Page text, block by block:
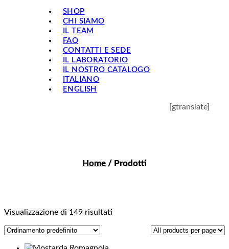
SHOP
CHI SIAMO
IL TEAM
FAQ
CONTATTI E SEDE
IL LABORATORIO
IL NOSTRO CATALOGO
ITALIANO
ENGLISH
[gtranslate]
Home / Prodotti
Visualizzazione di 149 risultati